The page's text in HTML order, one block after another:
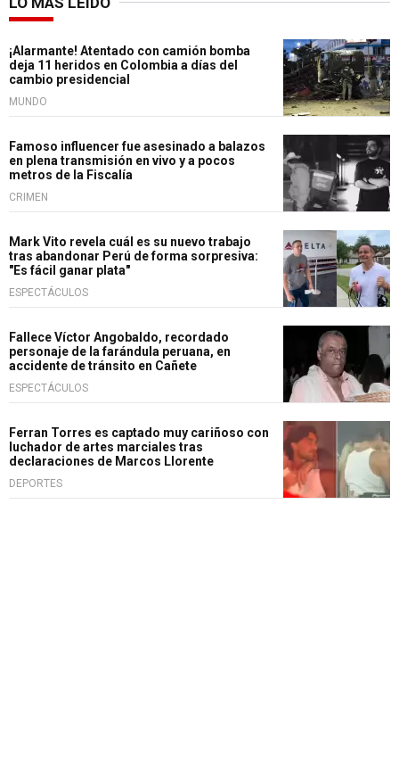
¡Alarmante! Atentado con camión bomba
deja 11 heridos en Colombia a días del
cambio presidencial
MUNDO
Famoso influencer fue asesinado a balazos
en plena transmisión en vivo y a pocos
metros de la Fiscalía
CRIMEN
Mark Vito revela cuál es su nuevo trabajo
tras abandonar Perú de forma sorpresiva:
"Es fácil ganar plata"
ESPECTÁCULOS
Fallece Víctor Angobaldo, recordado
personaje de la farándula peruana, en
accidente de tránsito en Cañete
ESPECTÁCULOS
Ferran Torres es captado muy cariñoso con
luchador de artes marciales tras
declaraciones de Marcos Llorente
DEPORTES